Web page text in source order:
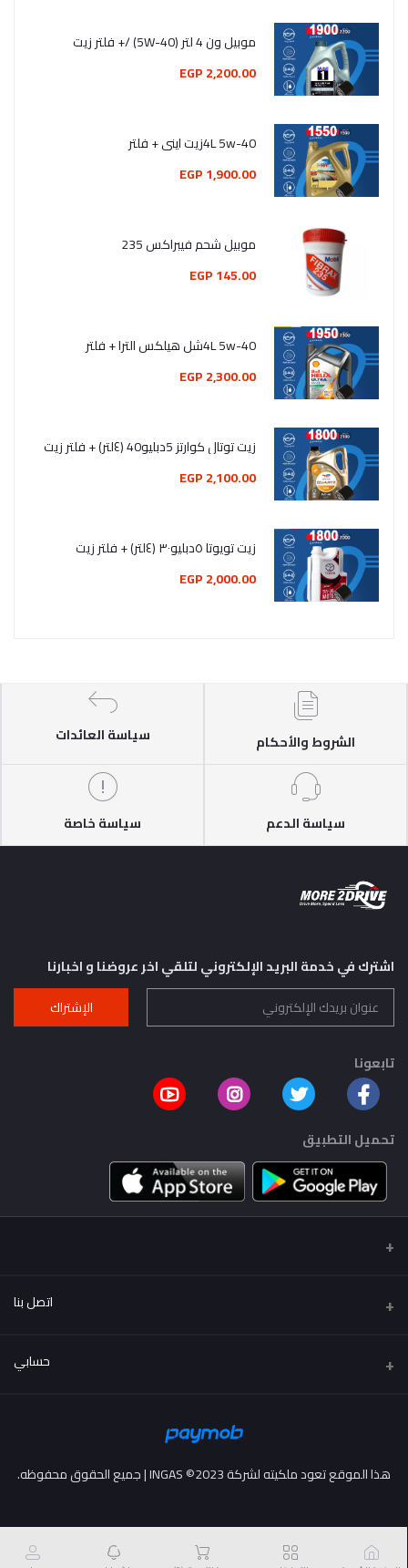
موبيل ون 4 لتر (5W-40) /+ فلتر زيت
2,200.00 EGP
4L 5w-40زيت اينى + فلتر
1,900.00 EGP
موبيل شحم فيبراكس 235
145.00 EGP
4L 5w-40شل هيلكس الترا + فلتر
2,300.00 EGP
زيت توتال كوارتز 5دبليو40 (٤لتر) + فلتر زيت
2,100.00 EGP
زيت تويوتا ٥دبليو٣٠ (٤لتر) + فلتر زيت
2,000.00 EGP
الشروط والأحكام سياسة العائدات
سياسة الدعم سياسة خاصة
اشترك في خدمة البريد الإلكتروني لتلقي اخر عروضنا و اخبارنا
الإشتراك
تابعونا
تحميل التطبيق
اتصل بنا
عنوان
..
البريد الإلكتروني
حسابي
قائمة امنياتي
هذا الموقع تعود ملكيته لشركة INGAS ©2023 | جميع الحقوق محفوظه.